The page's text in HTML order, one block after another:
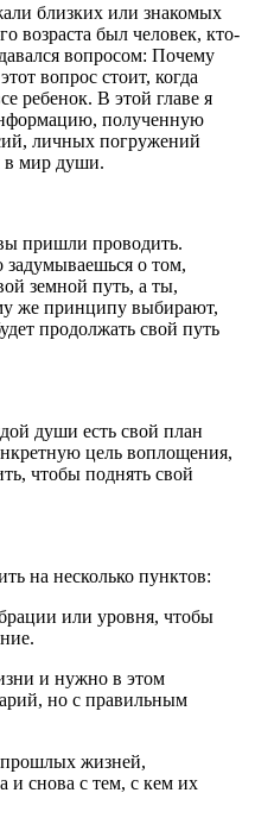
близких или знакомых
возраста был человек, кто-
вопросом: Почему
вопрос стоит, когда
ребенок. В этой главе я
полученную
личных погружений
в мир души.
пришли проводить.
задумываешься о том,
земной путь, а ты,
же принципу выбирают,
продолжать свой путь
души есть свой план
цель воплощения,
чтобы поднять свой
на несколько пунктов:
или уровня, чтобы
и нужно в этом
но с правильным
жизней,
и снова с тем, с кем их